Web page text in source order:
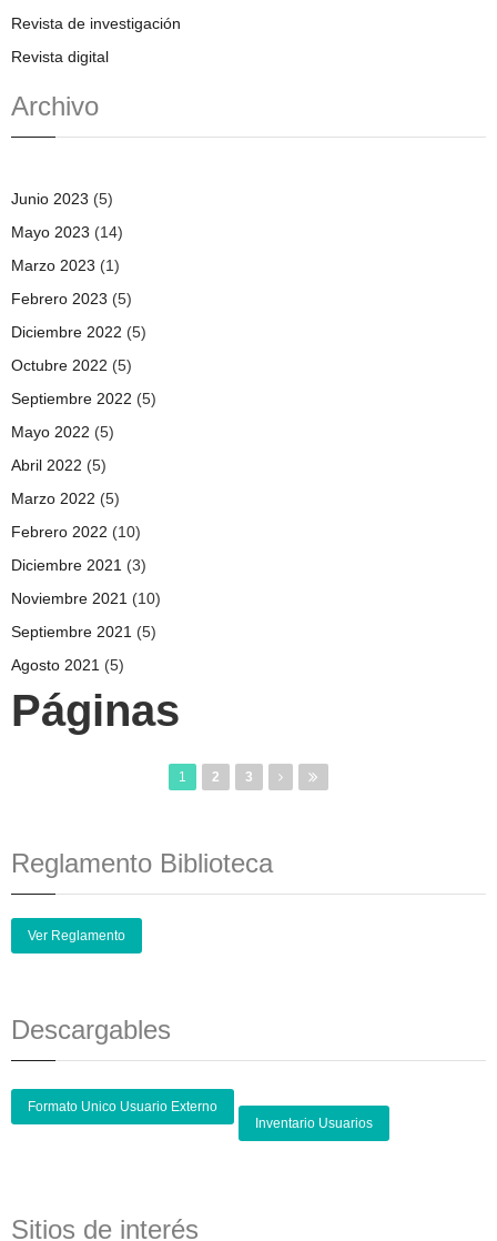
Revista de investigación
Revista digital
Archivo
Junio 2023 (5)
Mayo 2023 (14)
Marzo 2023 (1)
Febrero 2023 (5)
Diciembre 2022 (5)
Octubre 2022 (5)
Septiembre 2022 (5)
Mayo 2022 (5)
Abril 2022 (5)
Marzo 2022 (5)
Febrero 2022 (10)
Diciembre 2021 (3)
Noviembre 2021 (10)
Septiembre 2021 (5)
Agosto 2021 (5)
Páginas
1 2 3
Reglamento Biblioteca
Ver Reglamento
Descargables
Formato Unico Usuario Externo
Inventario Usuarios
Sitios de interés